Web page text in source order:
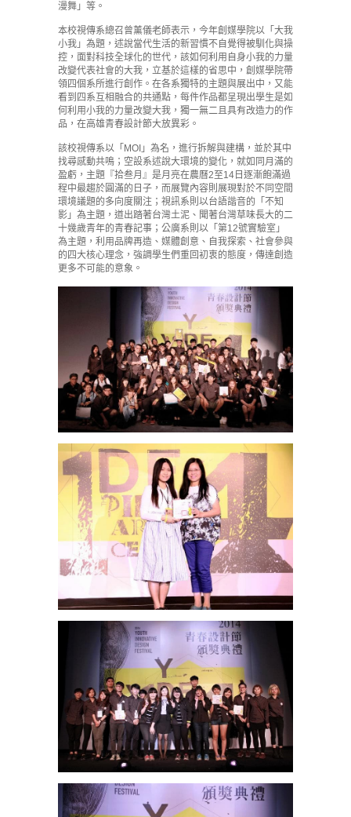
漫舞」等。
本校視傳系總召曾薰儀老師表示，今年創媒學院以「大我
小我」為題，述說當代生活的新習慣不自覺得被馴化與操
控，面對科技全球化的世代，該如何利用自身小我的力量
改變代表社會的大我，立基於這樣的省思中，創媒學院帶
領四個系所進行創作。在各系獨特的主題與展出中，又能
看到四系互相融合的共通點，每件作品都呈現出學生是如
何利用小我的力量改變大我，獨一無二且具有改造力的作
品，在高雄青春設計節大放異彩。
該校視傳系以「MOI」為名，進行拆解與建構，並於其中
找尋感動共鳴；空設系述說大環境的變化，就如同月滿的
盈虧，主題『拾叁月』是月亮在農曆2至14日逐漸飽滿過
程中最趨於圓滿的日子，而展覽內容則展現對於不同空間
環境議題的多向度關注；視訊系則以台語諧音的「不知
影」為主題，道出踏著台灣土泥、聞著台灣草味長大的二
十幾歲青年的青春記事；公廣系則以「第12號實驗室」
為主題，利用品牌再造、媒體創意、自我探索、社會參與
的四大核心理念，強調學生們重回初衷的態度，傳達創造
更多不可能的意象。